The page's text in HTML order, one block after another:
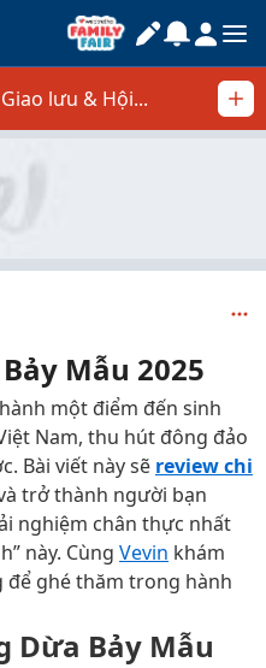
lưu & Hội...
Mẫu 2025
một điểm đến sinh
Nam, thu hút đông đảo
Bài viết này sẽ review chi
trở thành người bạn
nghiệm chân thực nhất
này. Cùng Vevin khám
để ghé thăm trong hành
Dừa Bảy Mẫu